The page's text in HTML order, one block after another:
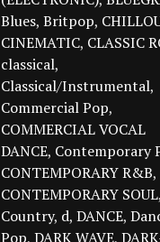
Blues Britpop
CINEMATIC CLASSIC
classical
Classical/Instrumental
Commercial Pop
COMMERCIAL VOCAL
DANCE Contemporary
CONTEMPORARY R&B
CONTEMPORARY SOUL
Country d DANCE
Pop DARK WAVE